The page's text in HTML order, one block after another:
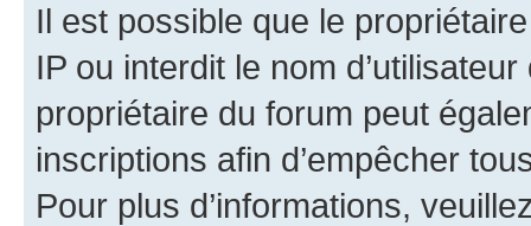
Il est possible que le
IP ou interdit le nom
propriétaire du forum peut
inscriptions afin d’empêcher
Pour plus d’informations,